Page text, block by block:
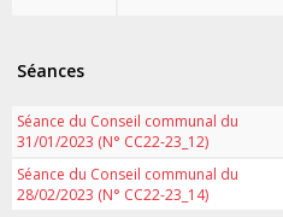
Séances
Séance du Conseil communal du
31/01/2023 (N° CC22-23_12)
Séance du Conseil communal du
28/02/2023 (N° CC22-23_14)